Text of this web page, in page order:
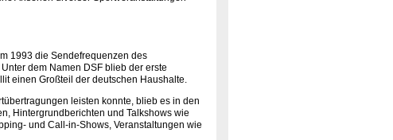
1993 die Sendefrequenzen des
dem Namen DSF blieb der erste
einen Großteil der deutschen Haushalte.
leisten konnte, blieb es in den
Hintergrundberichten und Talkshows wie
und Call-in-Shows, Veranstaltungen wie